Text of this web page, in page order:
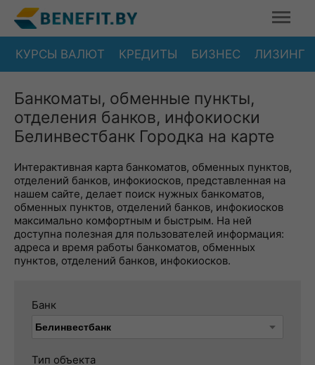
КУРСЫ ВАЛЮТ КРЕДИТЫ БИЗНЕС ЛИЗИНГ
Банкоматы, обменные пункты,
отделения банков, инфокиоски
Белинвестбанк Городка на карте
Интерактивная карта банкоматов, обменных пунктов,
отделений банков, инфокиосков, представленная на
нашем сайте, делает поиск нужных банкоматов,
обменных пунктов, отделений банков, инфокиосков
максимально комфортным и быстрым. На ней
доступна полезная для пользователей информация:
адреса и время работы банкоматов, обменных
пунктов, отделений банков, инфокиосков.
Банк
Тип объекта